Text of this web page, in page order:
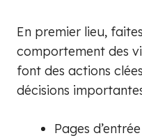
En premier lieu,
comportement des
font des actions
décisions
Pages